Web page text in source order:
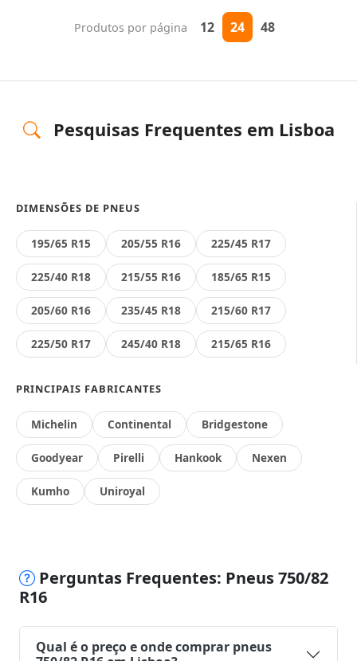
Produtos por página 12 24 48
Pesquisas Frequentes em Lisboa
DIMENSÕES DE PNEUS
195/65 R15 205/55 R16 225/45 R17
225/40 R18 215/55 R16 185/65 R15
205/60 R16 235/45 R18 215/60 R17
225/50 R17 245/40 R18 215/65 R16
PRINCIPAIS FABRICANTES
Michelin Continental Bridgestone
Goodyear Pirelli Hankook Nexen
Kumho Uniroyal
Perguntas Frequentes: Pneus 750/82
R16
Qual é o preço e onde comprar pneus